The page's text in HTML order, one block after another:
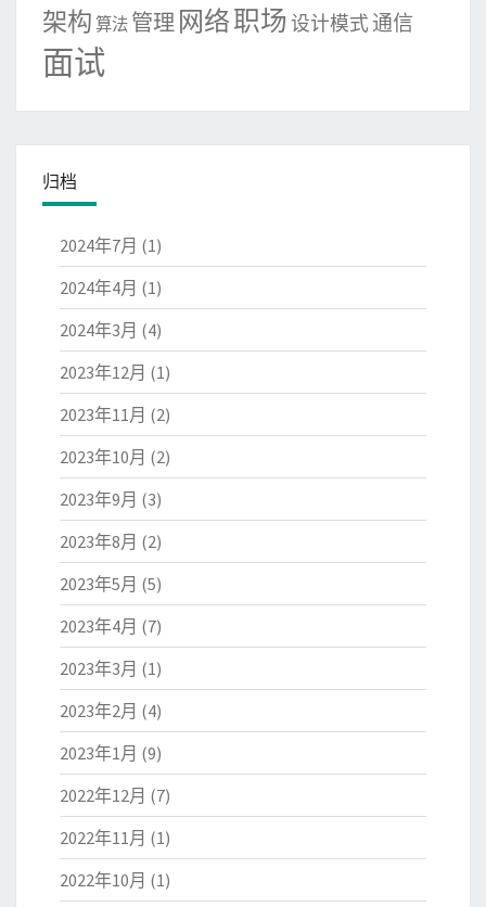
架构 算法 管理网络职场设计模式通信
面试
归档
2024年7月 (1)
2024年4月 (1)
2024年3月 (4)
2023年12月 (1)
2023年11月 (2)
2023年10月 (2)
2023年9月 (3)
2023年8月 (2)
2023年5月 (5)
2023年4月 (7)
2023年3月 (1)
2023年2月 (4)
2023年1月 (9)
2022年12月 (7)
2022年11月 (1)
2022年10月 (1)